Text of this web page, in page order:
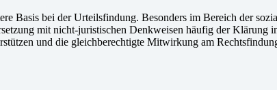
Basis bei der Urteilsfindung. Besonders im Bereich der
mit nicht-juristischen Denkweisen häufig der Klärung
und die gleichberechtigte Mitwirkung am